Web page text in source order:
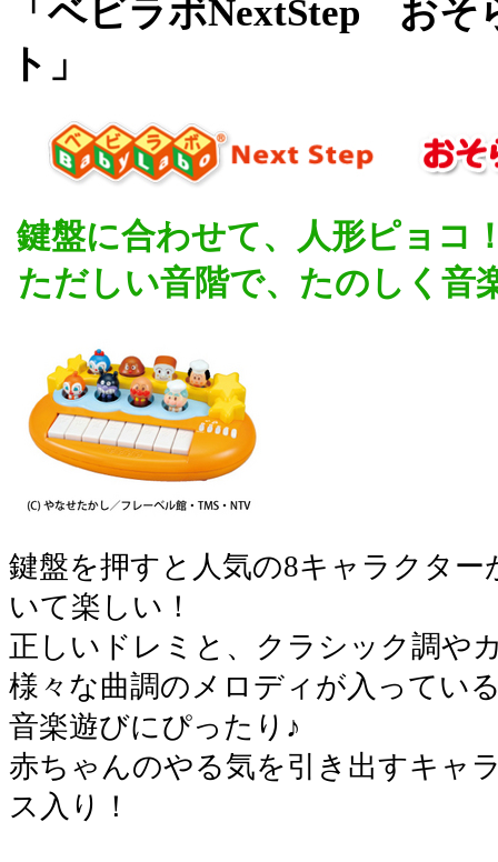
「ベビラボNextStep おそ
ト」
鍵盤に合わせて、人形ピョコ
ただしい音階で、たのしく音
鍵盤を押すと人気の8キャラクタ
いて楽しい！
正しいドレミと、クラシック調や
様々な曲調のメロディが入ってい
音楽遊びにぴったり♪
赤ちゃんのやる気を引き出すキャ
ス入り！